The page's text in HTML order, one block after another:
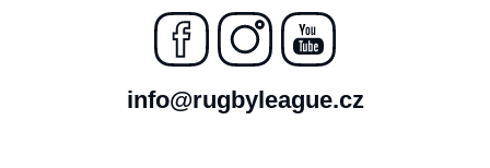
info@rugbyleague.cz